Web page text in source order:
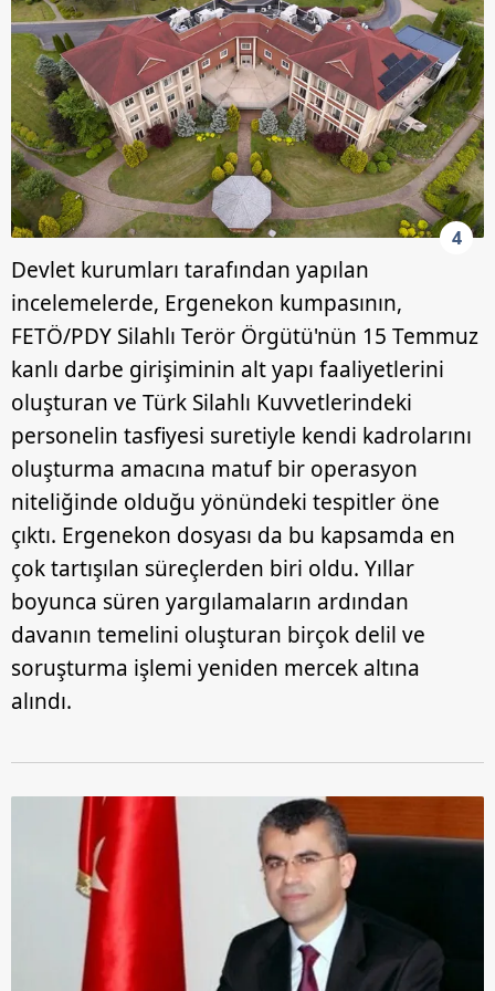
4
Devlet kurumları tarafından yapılan
incelemelerde, Ergenekon kumpasının,
FETÖ/PDY Silahlı Terör Örgütü'nün 15 Temmuz
kanlı darbe girişiminin alt yapı faaliyetlerini
oluşturan ve Türk Silahlı Kuvvetlerindeki
personelin tasfiyesi suretiyle kendi kadrolarını
oluşturma amacına matuf bir operasyon
niteliğinde olduğu yönündeki tespitler öne
çıktı. Ergenekon dosyası da bu kapsamda en
çok tartışılan süreçlerden biri oldu. Yıllar
boyunca süren yargılamaların ardından
davanın temelini oluşturan birçok delil ve
soruşturma işlemi yeniden mercek altına
alındı.